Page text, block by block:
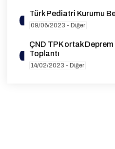
Türk Pediatri Kurumu
09/06/2023 - Diğer
ÇND TPK ortak
Toplantı
14/02/2023 - Diğer